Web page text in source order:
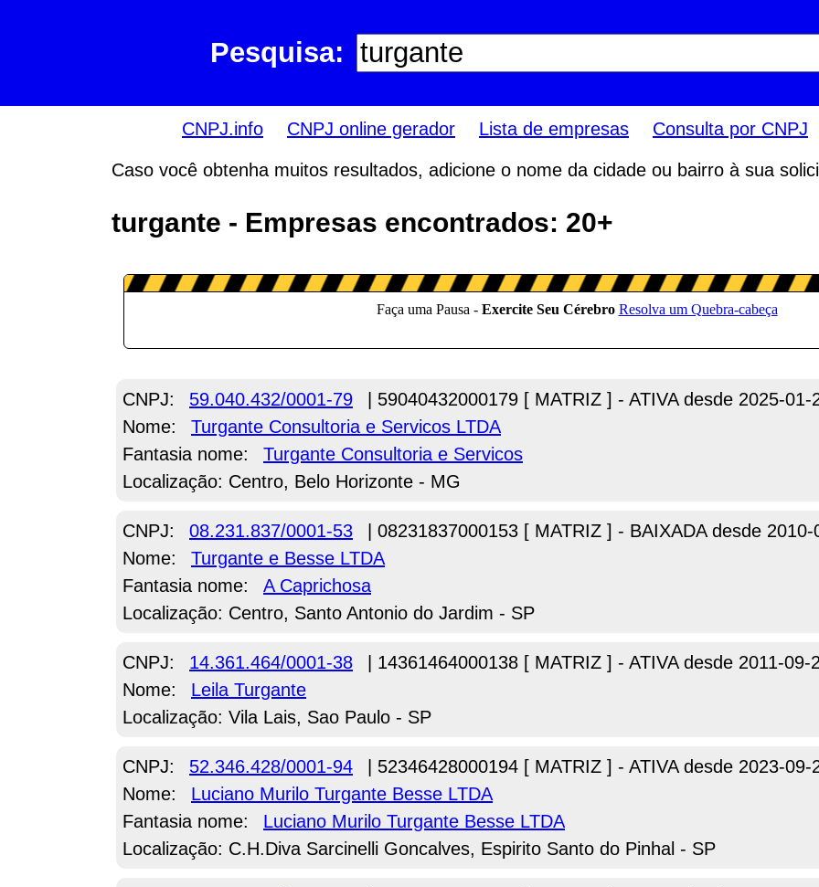
Pesquisa:
CNPJ.info CNPJ online gerador Lista de empresas Consulta por CNPJ
Caso você obtenha muitos resultados, adicione o nome da cidade ou bairro à sua
turgante - Empresas encontrados: 20+
CNPJ: 59.040.432/0001-79
| 59040432000179 [ MATRIZ ] - ATIVA desde 2025-01-
Nome:
Turgante Consultoria e Servicos LTDA
Fantasia nome:
Turgante Consultoria e Servicos
Localização: Centro, Belo Horizonte - MG
CNPJ: 08.231.837/0001-53
| 08231837000153 [ MATRIZ ] - BAIXADA desde 2010-
Nome:
Turgante e Besse LTDA
Fantasia nome:
A Caprichosa
Localização: Centro, Santo Antonio do Jardim - SP
CNPJ: 14.361.464/0001-38
| 14361464000138 [ MATRIZ ] - ATIVA desde 2011-09-
Nome:
Leila Turgante
Localização: Vila Lais, Sao Paulo - SP
CNPJ: 52.346.428/0001-94
| 52346428000194 [ MATRIZ ] - ATIVA desde 2023-09-
Nome:
Luciano Murilo Turgante Besse LTDA
Fantasia nome:
Luciano Murilo Turgante Besse LTDA
Localização: C.H.Diva Sarcinelli Goncalves, Espirito Santo do Pinhal - SP